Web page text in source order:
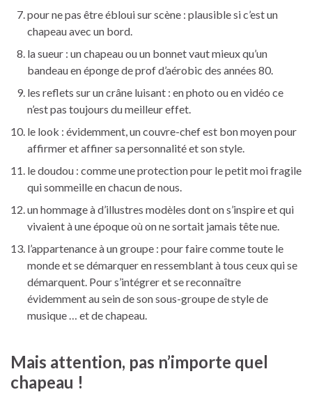
pour ne pas être ébloui sur scène : plausible si c’est un
chapeau avec un bord.
la sueur : un chapeau ou un bonnet vaut mieux qu’un
bandeau en éponge de prof d’aérobic des années 80.
les reflets sur un crâne luisant : en photo ou en vidéo ce
n’est pas toujours du meilleur effet.
le look : évidemment, un couvre-chef est bon moyen pour
affirmer et affiner sa personnalité et son style.
le doudou : comme une protection pour le petit moi fragile
qui sommeille en chacun de nous.
un hommage à d’illustres modèles dont on s’inspire et qui
vivaient à une époque où on ne sortait jamais tête nue.
l’appartenance à un groupe : pour faire comme toute le
monde et se démarquer en ressemblant à tous ceux qui se
démarquent. Pour s’intégrer et se reconnaître
évidemment au sein de son sous-groupe de style de
musique … et de chapeau.
Mais attention, pas n’importe quel
chapeau !